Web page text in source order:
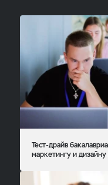
Тест-драйв
маркетингу и